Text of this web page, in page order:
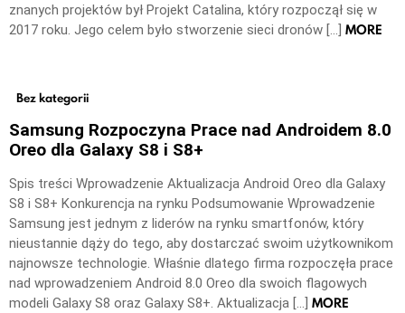
znanych projektów był Projekt Catalina, który rozpoczął się w
2017 roku. Jego celem było stworzenie sieci dronów […] MORE
Bez kategorii
Samsung Rozpoczyna Prace nad Androidem 8.0
Oreo dla Galaxy S8 i S8+
Spis treści Wprowadzenie Aktualizacja Android Oreo dla Galaxy
S8 i S8+ Konkurencja na rynku Podsumowanie Wprowadzenie
Samsung jest jednym z liderów na rynku smartfonów, który
nieustannie dąży do tego, aby dostarczać swoim użytkownikom
najnowsze technologie. Właśnie dlatego firma rozpoczęła prace
nad wprowadzeniem Android 8.0 Oreo dla swoich flagowych
modeli Galaxy S8 oraz Galaxy S8+. Aktualizacja […] MORE